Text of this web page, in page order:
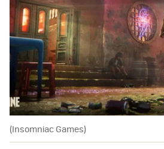
(Insomniac Games)